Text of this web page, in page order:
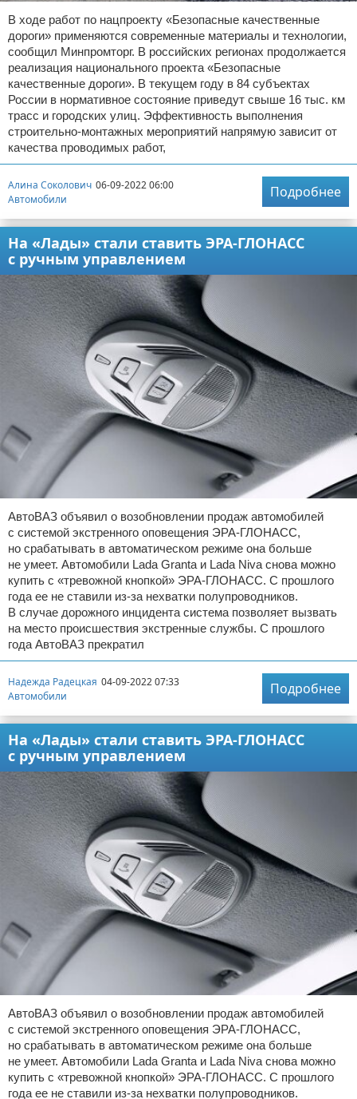
В ходе работ по нацпроекту «Безопасные качественные
дороги» применяются современные материалы и технологии,
сообщил Минпромторг. В российских регионах продолжается
реализация национального проекта «Безопасные
качественные дороги». В текущем году в 84 субъектах
России в нормативное состояние приведут свыше 16 тыс. км
трасс и городских улиц. Эффективность выполнения
строительно-монтажных мероприятий напрямую зависит от
качества проводимых работ,
Алина Соколович 06-09-2022 06:00
Автомобили
Подробнее
На «Лады» стали ставить ЭРА-ГЛОНАСС
с ручным управлением
АвтоВАЗ объявил о возобновлении продаж автомобилей
с системой экстренного оповещения ЭРА-ГЛОНАСС,
но срабатывать в автоматическом режиме она больше
не умеет. Автомобили Lada Granta и Lada Niva снова можно
купить с «тревожной кнопкой» ЭРА-ГЛОНАСС. С прошлого
года ее не ставили из-за нехватки полупроводников.
В случае дорожного инцидента система позволяет вызвать
на место происшествия экстренные службы. С прошлого
года АвтоВАЗ прекратил
Надежда Радецкая 04-09-2022 07:33
Автомобили
Подробнее
На «Лады» стали ставить ЭРА-ГЛОНАСС
с ручным управлением
АвтоВАЗ объявил о возобновлении продаж автомобилей
с системой экстренного оповещения ЭРА-ГЛОНАСС,
но срабатывать в автоматическом режиме она больше
не умеет. Автомобили Lada Granta и Lada Niva снова можно
купить с «тревожной кнопкой» ЭРА-ГЛОНАСС. С прошлого
года ее не ставили из-за нехватки полупроводников.